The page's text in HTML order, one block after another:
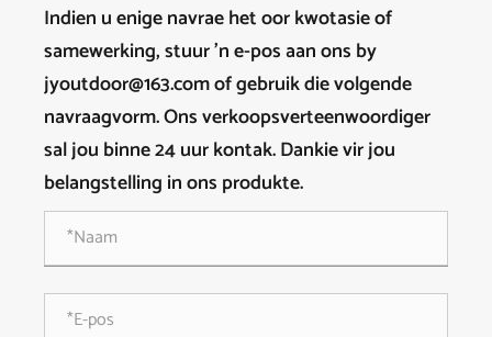
Indien u enige navrae het oor kwotasie of
samewerking, stuur 'n e-pos aan ons by
jyoutdoor@163.com of gebruik die volgende
navraagvorm. Ons verkoopsverteenwoordiger
sal jou binne 24 uur kontak. Dankie vir jou
belangstelling in ons produkte.